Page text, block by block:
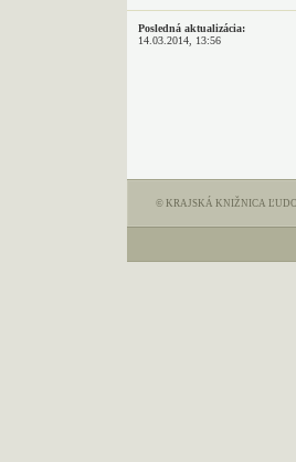
Posledná aktualizácia:
14.03.2014, 13:56
© KRAJSKÁ KNIŽNICA